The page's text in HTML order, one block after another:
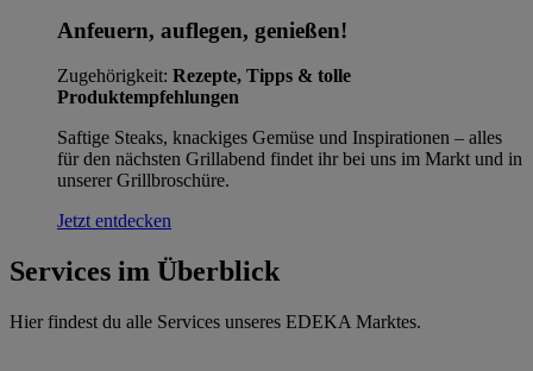
Anfeuern, auflegen, genießen!
Zugehörigkeit: Rezepte, Tipps & tolle
Produktempfehlungen
Saftige Steaks, knackiges Gemüse und Inspirationen – alles
für den nächsten Grillabend findet ihr bei uns im Markt und in
unserer Grillbroschüre.
Jetzt entdecken
Services im Überblick
Hier findest du alle Services unseres EDEKA Marktes.